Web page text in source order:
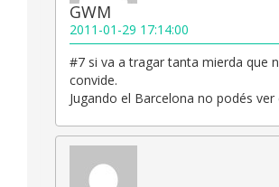
GWM
2011-01-29 17:14:00
#7 si va a tragar tanta mierda que
convide.
Jugando el Barcelona no podés ver